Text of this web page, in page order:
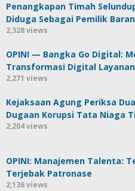
Penangkapan Timah
Diduga Sebagai Pemilik
2,328 views
OPINI — Bangka Go Digital:
Transformasi Digital
2,271 views
Kejaksaan Agung Periksa
Dugaan Korupsi Tata Niaga
2,204 views
OPINI: Manajemen Talenta:
Terjebak Patronase
2,136 views